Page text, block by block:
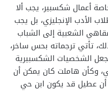
أعمال شكسبير، يجب ألا
الأدب الإنجليزي، بل يجب
الشعبية إلى الشباب
تأتي ترجماته بحس ساخر،
الشخصيات الشكسبيرية
وكأن هاملت كان يمكن أن
أن عطيل قد يكون ابن حي